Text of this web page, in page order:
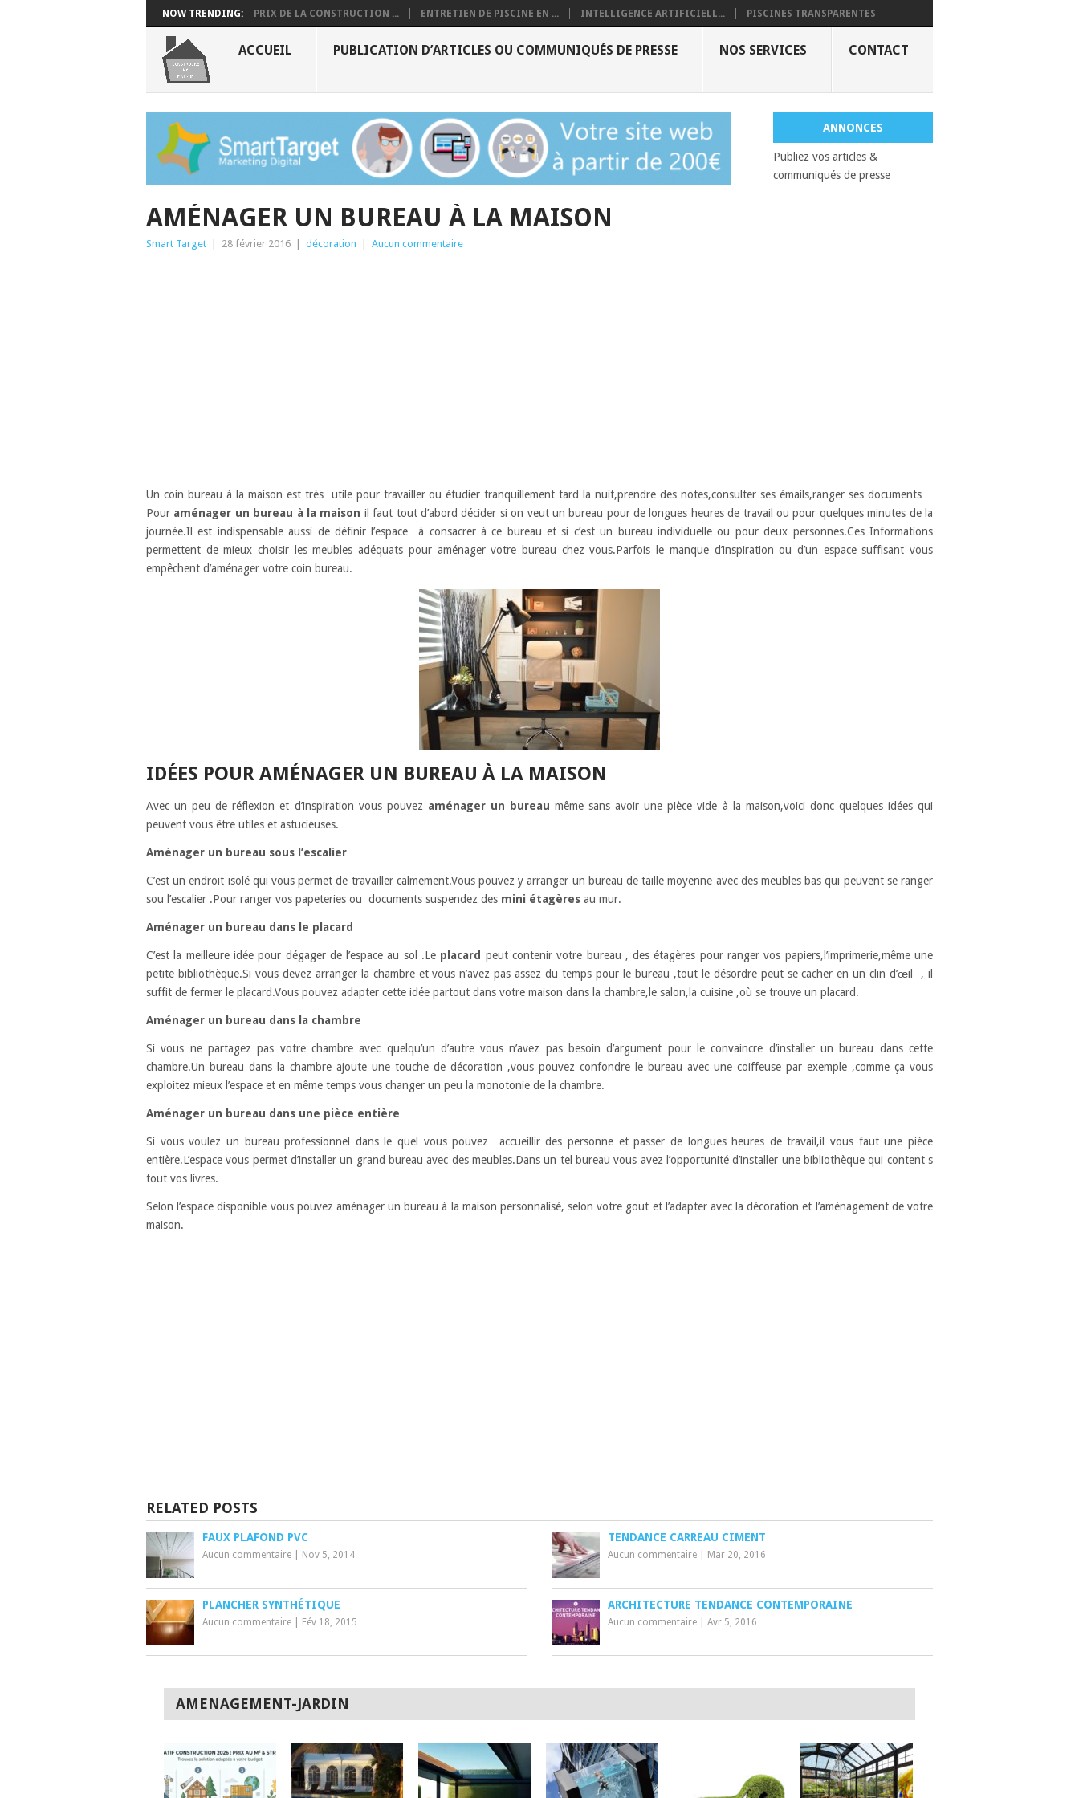
NOW TRENDING: PRIX DE LA CONSTRUCTION ... ENTRETIEN DE PISCINE EN ... INTELLIGENCE ARTIFICIELL... PISCINES TRANSPARENTES
ACCUEIL PUBLICATION D’ARTICLES OU COMMUNIQUÉS DE PRESSE NOS SERVICES CONTACT
ANNONCES
Publiez vos articles &
communiqués de presse
AMÉNAGER UN BUREAU À LA MAISON
Smart Target 28 février 2016 décoration Aucun commentaire
Un coin bureau à la maison est très utile pour travailler ou étudier tranquillement tard la nuit,prendre des notes,consulter ses émails,ranger ses documents…
Pour aménager un bureau à la maison il faut tout d’abord décider si on veut un bureau pour de longues heures de travail ou pour quelques minutes de la
journée.Il est indispensable aussi de définir l’espace à consacrer à ce bureau et si c’est un bureau individuelle ou pour deux personnes.Ces Informations
permettent de mieux choisir les meubles adéquats pour aménager votre bureau chez vous.Parfois le manque d’inspiration ou d’un espace suffisant vous
empêchent d’aménager votre coin bureau.
IDÉES POUR AMÉNAGER UN BUREAU À LA MAISON
Avec un peu de réflexion et d’inspiration vous pouvez aménager un bureau même sans avoir une pièce vide à la maison,voici donc quelques idées qui
peuvent vous être utiles et astucieuses.
Aménager un bureau sous l’escalier
C’est un endroit isolé qui vous permet de travailler calmement.Vous pouvez y arranger un bureau de taille moyenne avec des meubles bas qui peuvent se ranger
sou l’escalier .Pour ranger vos papeteries ou documents suspendez des mini étagères au mur.
Aménager un bureau dans le placard
C’est la meilleure idée pour dégager de l’espace au sol .Le placard peut contenir votre bureau , des étagères pour ranger vos papiers,l’imprimerie,même une
petite bibliothèque.Si vous devez arranger la chambre et vous n’avez pas assez du temps pour le bureau ,tout le désordre peut se cacher en un clin d’œil , il
suffit de fermer le placard.Vous pouvez adapter cette idée partout dans votre maison dans la chambre,le salon,la cuisine ,où se trouve un placard.
Aménager un bureau dans la chambre
Si vous ne partagez pas votre chambre avec quelqu’un d’autre vous n’avez pas besoin d’argument pour le convaincre d’installer un bureau dans cette
chambre.Un bureau dans la chambre ajoute une touche de décoration ,vous pouvez confondre le bureau avec une coiffeuse par exemple ,comme ça vous
exploitez mieux l’espace et en même temps vous changer un peu la monotonie de la chambre.
Aménager un bureau dans une pièce entière
Si vous voulez un bureau professionnel dans le quel vous pouvez accueillir des personne et passer de longues heures de travail,il vous faut une pièce
entière.L’espace vous permet d’installer un grand bureau avec des meubles.Dans un tel bureau vous avez l’opportunité d’installer une bibliothèque qui content s
tout vos livres.
Selon l’espace disponible vous pouvez aménager un bureau à la maison personnalisé, selon votre gout et l’adapter avec la décoration et l’aménagement de votre
maison.
RELATED POSTS
FAUX PLAFOND PVC
Aucun commentaire Nov 5, 2014
TENDANCE CARREAU CIMENT
Aucun commentaire| Mar 20, 2016
PLANCHER SYNTHÉTIQUE
Aucun commentaire Fév 18, 2015
ARCHITECTURE TENDANCE CONTEMPORAINE
Aucun commentaire| Avr 5, 2016
AMENAGEMENT-JARDIN